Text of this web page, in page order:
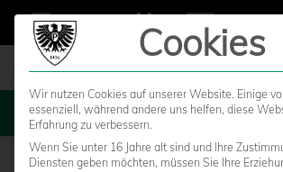
MENU
Cookies
Wir nutzen Cookies auf unserer Website. Einige
essenziell, während andere uns helfen, diese
Erfahrung zu verbessern.
Wenn Sie unter 16 Jahre alt sind und Ihre
Diensten geben möchten, müssen Sie Ihre